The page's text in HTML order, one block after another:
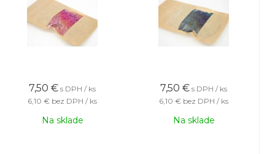
7,50 € s DPH / ks
6,10 € bez DPH / ks
Na sklade
7,50 € s DPH / ks
6,10 € bez DPH / ks
Na sklade